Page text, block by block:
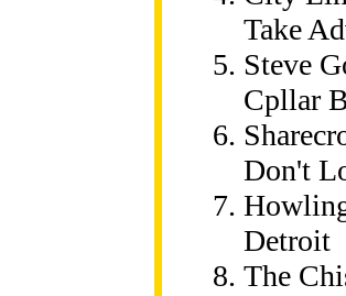
Take
Steve
Cpllar
Don't
Detroit
The